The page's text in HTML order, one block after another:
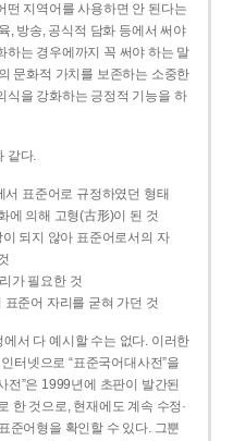
떤 지역어를 사용하면 안 된다는
, 방송, 공식적 담화 등에서 써야
하는 경우에까지 꼭 써야 하는 말
문화적 가치를 보존하는 소중한
식을 강화하는 긍정적 기능을 하
같다.
서 표준어로 규정하였던 형태
에 의해 고형(古形)이 된 것
되지 않아 표준어로서의 자
가 필요한 것
준어 자리를 굳혀 가던 것
서 다 예시할 수는 없다. 이러한
터넷으로 “표준국어대사전”을
전”은 1999년에 초판이 발간된
한 것으로, 현재에도 계속 수정·
준어형을 확인할 수 있다. 그뿐